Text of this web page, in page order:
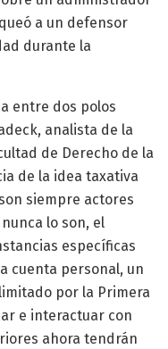
a un defensor
durante la
entre dos polos
analista de la
de Derecho de la
de la idea taxativa
siempre actores
lo son, el
específicas
cuenta personal, un
por la Primera
e interactuar con
ahora tendrán